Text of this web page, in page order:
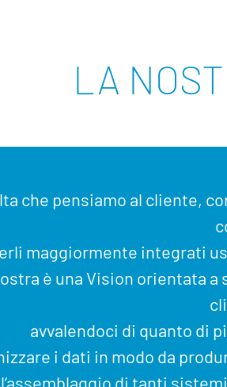
LA
che pensiamo al cliente,
maggiormente integrati
è una Vision orientata
avvalendoci di quanto di
i dati in modo da
di tanti